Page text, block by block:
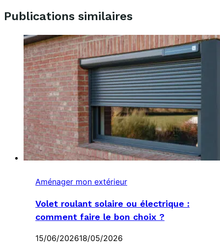
Publications similaires
Aménager mon extérieur
Volet roulant solaire ou électrique :
comment faire le bon choix ?
15/06/202618/05/2026